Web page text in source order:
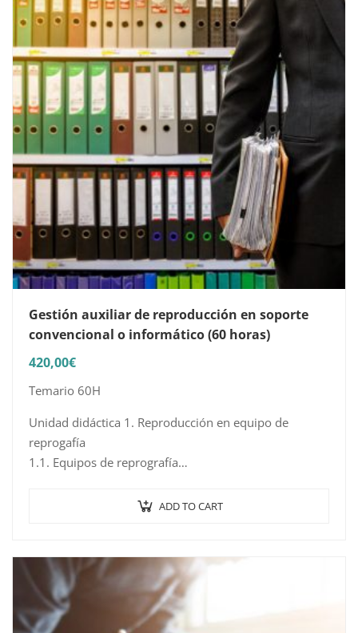
Gestión auxiliar de reproducción en soporte
convencional o informático (60 horas)
420,00€
Temario 60H
Unidad didáctica 1. Reproducción en equipo de
reprogafía
1.1. Equipos de reprografía
1.3. Consumibles para los equipos de reprografía
ADD TO CART